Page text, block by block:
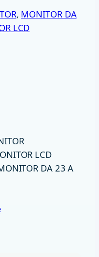
, MONITOR DA
LCD
LCD
DA 23 A